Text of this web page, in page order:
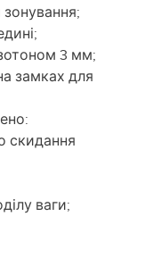
зонування;
3 мм;
замках для
скидання
ваги;